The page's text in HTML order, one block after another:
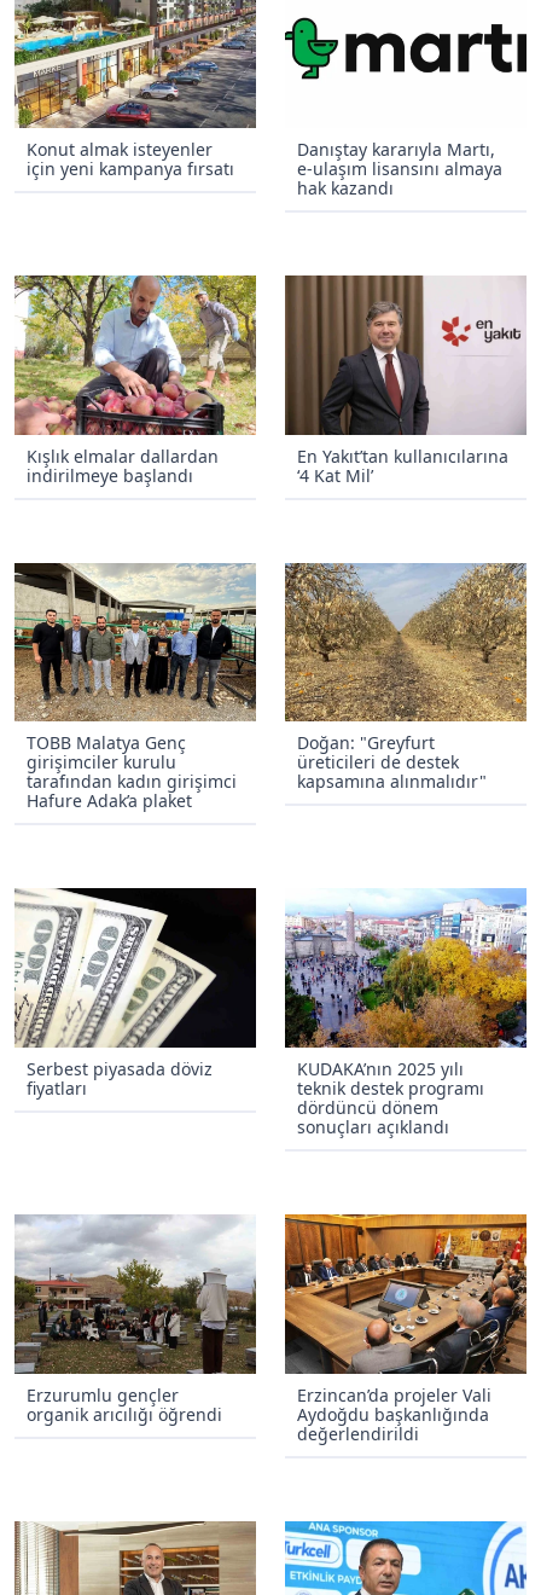
Konut almak isteyenler
için yeni kampanya fırsatı
Danıştay kararıyla Martı,
e-ulaşım lisansını almaya
hak kazandı
Kışlık elmalar dallardan
indirilmeye başlandı
En Yakıt’tan kullanıcılarına
‘4 Kat Mil’
TOBB Malatya Genç
girişimciler kurulu
tarafından kadın girişimci
Hafure Adak’a plaket
Doğan: "Greyfurt
üreticileri de destek
kapsamına alınmalıdır"
Serbest piyasada döviz
fiyatları
KUDAKA’nın 2025 yılı
teknik destek programı
dördüncü dönem
sonuçları açıklandı
Erzurumlu gençler
organik arıcılığı öğrendi
Erzincan’da projeler Vali
Aydoğdu başkanlığında
değerlendirildi